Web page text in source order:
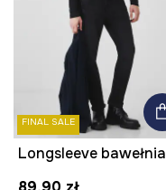
FINAL SALE